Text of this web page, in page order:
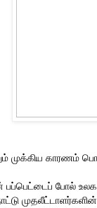
காரணம்
பப்பெட்டைப் போல்